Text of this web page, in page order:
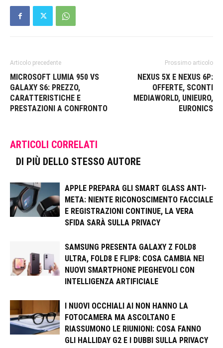
Articolo precedente
MICROSOFT LUMIA 950 VS
GALAXY S6: PREZZO,
CARATTERISTICHE E
PRESTAZIONI A CONFRONTO
Prossimo articolo
NEXUS 5X E NEXUS 6P:
OFFERTE, SCONTI
MEDIAWORLD, UNIEURO,
EURONICS
ARTICOLI CORRELATI
DI PIÙ DELLO STESSO AUTORE
APPLE PREPARA GLI SMART GLASS ANTI-
META: NIENTE RICONOSCIMENTO FACCIALE
E REGISTRAZIONI CONTINUE, LA VERA
SFIDA SARÀ SULLA PRIVACY
SAMSUNG PRESENTA GALAXY Z FOLD8
ULTRA, FOLD8 E FLIP8: COSA CAMBIA NEI
NUOVI SMARTPHONE PIEGHEVOLI CON
INTELLIGENZA ARTIFICIALE
I NUOVI OCCHIALI AI NON HANNO LA
FOTOCAMERA MA ASCOLTANO E
RIASSUMONO LE RIUNIONI: COSA FANNO
GLI HALLIDAY G2 E I DUBBI SULLA PRIVACY